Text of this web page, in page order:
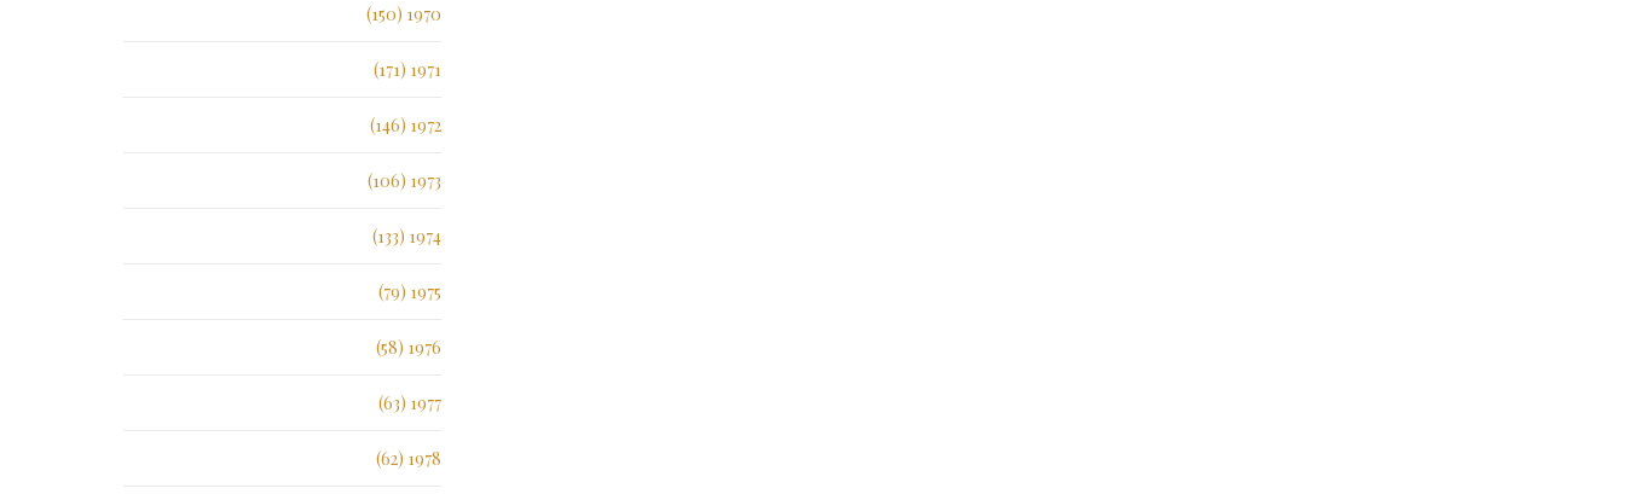
1970 (150)
1971 (171)
1972 (146)
1973 (106)
1974 (133)
1975 (79)
1976 (58)
1977 (63)
1978 (62)